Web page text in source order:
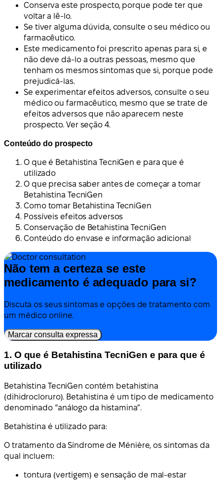
Conserva este prospecto, porque pode ter que
voltar a lê-lo.
Se tiver alguma dúvida, consulte o seu médico ou
farmacêutico.
Este medicamento foi prescrito apenas para si, e
não deve dá-lo a outras pessoas, mesmo que
tenham os mesmos sintomas que si, porque pode
prejudicá-las.
Se experimentar efeitos adversos, consulte o seu
médico ou farmacêutico, mesmo que se trate de
efeitos adversos que não aparecem neste
prospecto. Ver seção 4.
Conteúdo do prospecto
O que é Betahistina TecniGen e para que é
utilizado
O que precisa saber antes de começar a tomar
Betahistina TecniGen
Como tomar Betahistina TecniGen
Possíveis efeitos adversos
Conservação de Betahistina TecniGen
Conteúdo do envase e informação adicional
Não tem a certeza se este
medicamento é adequado para si?
Discuta os seus sintomas e opções de tratamento com
um médico online.
Marcar consulta expressa
1. O que é Betahistina TecniGen e para que é
utilizado
Betahistina TecniGen contém betahistina
(dihidrocloruro). Betahistina é um tipo de medicamento
denominado “análogo da histamina”.
Betahistina é utilizado para:
O tratamento da Síndrome de Ménière, os sintomas da
qual incluem:
tontura (vertigem) e sensação de mal-estar